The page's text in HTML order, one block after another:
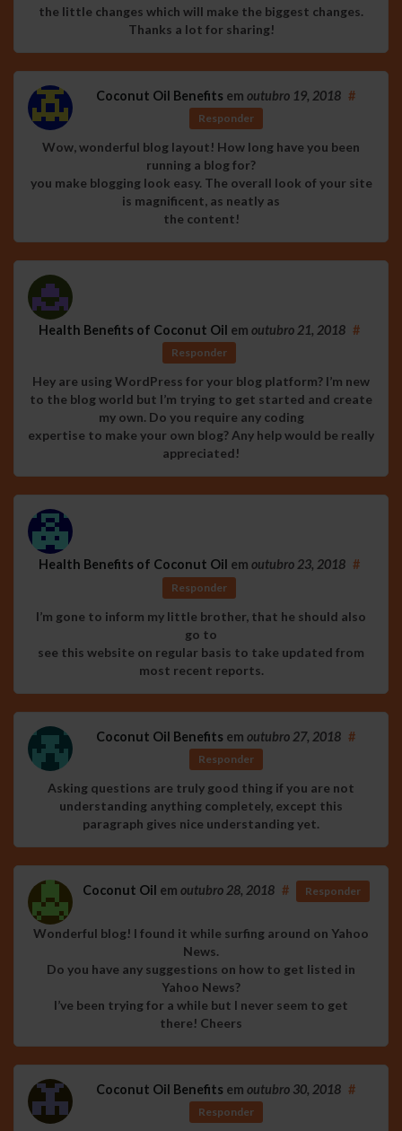
the little changes which will make the biggest changes.
Thanks a lot for sharing!
Coconut Oil Benefits em outubro 19, 2018 #
Responder
Wow, wonderful blog layout! How long have you been
running a blog for?
you make blogging look easy. The overall look of your site
is magnificent, as neatly as
the content!
Health Benefits of Coconut Oil em outubro 21, 2018 #
Responder
Hey are using WordPress for your blog platform? I’m new
to the blog world but I’m trying to get started and create
my own. Do you require any coding
expertise to make your own blog? Any help would be really
appreciated!
Health Benefits of Coconut Oil em outubro 23, 2018 #
Responder
I’m gone to inform my little brother, that he should also
go to
see this website on regular basis to take updated from
most recent reports.
Coconut Oil Benefits em outubro 27, 2018 #
Responder
Asking questions are truly good thing if you are not
understanding anything completely, except this
paragraph gives nice understanding yet.
Coconut Oil em outubro 28, 2018 # Responder
Wonderful blog! I found it while surfing around on Yahoo
News.
Do you have any suggestions on how to get listed in
Yahoo News?
I’ve been trying for a while but I never seem to get
there! Cheers
Coconut Oil Benefits em outubro 30, 2018 #
Responder